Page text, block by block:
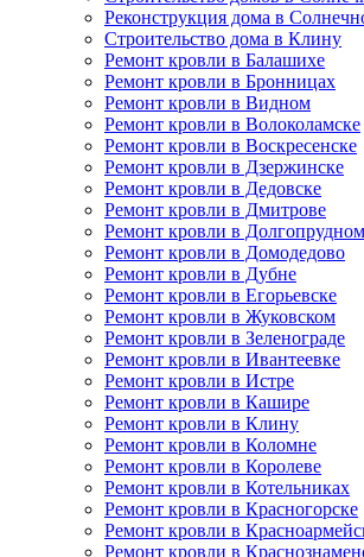
Реконструкция дома в
Строительство дома в Клину
Ремонт кровли в Балашихе
Ремонт кровли в Бронницах
Ремонт кровли в Видном
Ремонт кровли в Волоколамске
Ремонт кровли в Воскресенске
Ремонт кровли в Дзержинске
Ремонт кровли в Дедовске
Ремонт кровли в Дмитрове
Ремонт кровли в Долгопрудном
Ремонт кровли в Домодедово
Ремонт кровли в Дубне
Ремонт кровли в Егорьевске
Ремонт кровли в Жуковском
Ремонт кровли в Зеленограде
Ремонт кровли в Ивантеевке
Ремонт кровли в Истре
Ремонт кровли в Кашире
Ремонт кровли в Клину
Ремонт кровли в Коломне
Ремонт кровли в Королеве
Ремонт кровли в Котельниках
Ремонт кровли в Красногорске
Ремонт кровли в
Ремонт кровли в